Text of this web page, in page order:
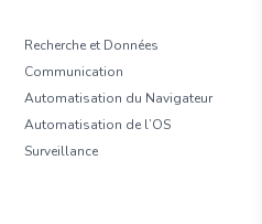
Recherche et Données
Communication
Automatisation du Navigateur
Automatisation de l’OS
Surveillance